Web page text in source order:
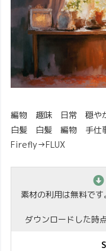
編物 趣味 日常 穏や
白髪 白髪 編物 手
Firefly→FLUX
素材の利用は無料です。
ダウンロードした時
S